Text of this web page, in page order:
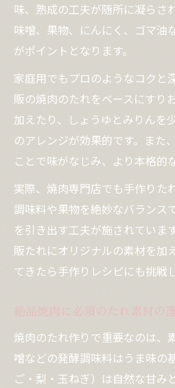
味、熟成の工夫が随所に凝らさ
味噌、果物、にんにく、ゴマ油
がポイントとなります。
家庭用でもプロのようなコクと
販の焼肉のたれをベースにすり
加えたり、しょうゆとみりんを
のアレンジが効果的です。また
ことで味がなじみ、より本格的
実際、焼肉専門店でも手作りた
調味料や果物を絶妙なバランス
を引き出す工夫が施されていま
販たれにオリジナルの素材を加
てきたら手作りレシピにも挑戦
絶品焼肉に必須のたれ素材の
焼肉のたれ作りで重要なのは、
噌などの発酵調味料はうま味の
ご・梨・玉ねぎ）は自然な甘み